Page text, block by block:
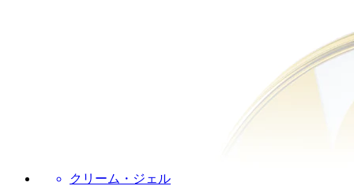
クリーム・ジェル